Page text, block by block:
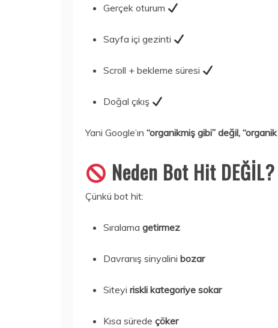
Gerçek oturum
Sayfa içi gezinti
Scroll + bekleme süresi
Doğal çıkış
Yani Google’ın “organikmiş gibi” değil, “organik
Neden Bot Hit DEĞİL?
Çünkü bot hit:
Sıralama getirmez
Davranış sinyalini bozar
Siteyi riskli kategoriye sokar
Kısa sürede çöker